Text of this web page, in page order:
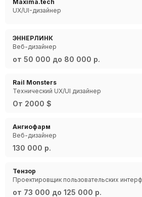
Maxima.tech
UX/UI-дизайнер
ЭННЕРЛИНК
Веб-дизайнер
от 50 000 до 80 000 р.
Rail Monsters
Технический UX/UI дизайнер
От 2000 $
Ангиофарм
Веб-дизайнер
130 000 р.
Тензор
Проектировщик пользовательских
от 73 000 до 125 000 р.